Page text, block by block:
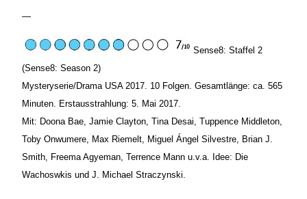
—
Sense8: Staffel 2
(Sense8: Season 2)
Mysteryserie/Drama USA 2017. 10 Folgen. Gesamtlänge: ca. 565
Minuten. Erstausstrahlung: 5. Mai 2017.
Mit: Doona Bae, Jamie Clayton, Tina Desai, Tuppence Middleton,
Toby Onwumere, Max Riemelt, Miguel Ángel Silvestre, Brian J.
Smith, Freema Agyeman, Terrence Mann u.v.a. Idee: Die
Wachoswkis und J. Michael Straczynski.